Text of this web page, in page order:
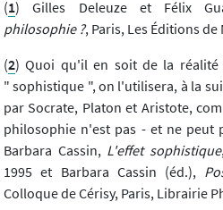
(1) Gilles Deleuze et Félix
philosophie ?, Paris, Les Éditions
(2) Quoi qu'il en soit de la réalité
" sophistique ", on l'utilisera, à la
par Socrate, Platon et Aristote,
philosophie n'est pas - et ne peut
Barbara Cassin, L'effet sophistique
1995 et Barbara Cassin (éd.),
Colloque de Cérisy, Paris, Librairie